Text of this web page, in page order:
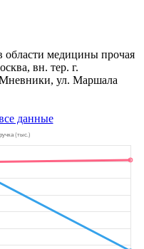
области медицины прочая
вн. тер. г.
ул. Маршала
данные